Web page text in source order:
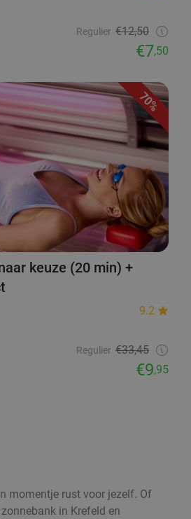
Regulier €12,50
€7,50
70%
keuze (20 min) +
9.2
Regulier €33,45
€9,95
momentje rust voor jezelf. Of
in Krefeld en